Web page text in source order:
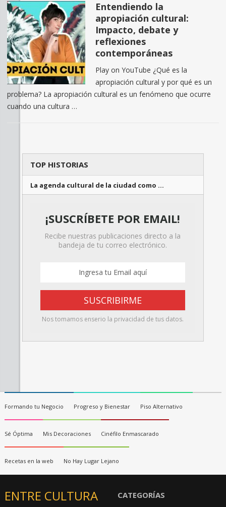
Entendiendo la
apropiación cultural:
Impacto, debate y
reflexiones
contemporáneas
Play on YouTube ¿Qué es la
apropiación cultural y por qué es un
problema? La apropiación cultural es un fenómeno que ocurre
cuando una cultura …
TOP HISTORIAS
La agenda cultural de la ciudad como …
¡SUSCRÍBETE POR EMAIL!
Recibe nuestras publicaciones directo a la
bandeja de tu correo electrónico.
Nos tomamos enserio la privacidad de tus datos.
Formando tu Negocio Progreso y Bienestar Piso Alternativo
Sé Óptima Mis Decoraciones Cinéfilo Enmascarado
Recetas en la web No Hay Lugar Lejano
ENTRE CULTURA CATEGORÍAS